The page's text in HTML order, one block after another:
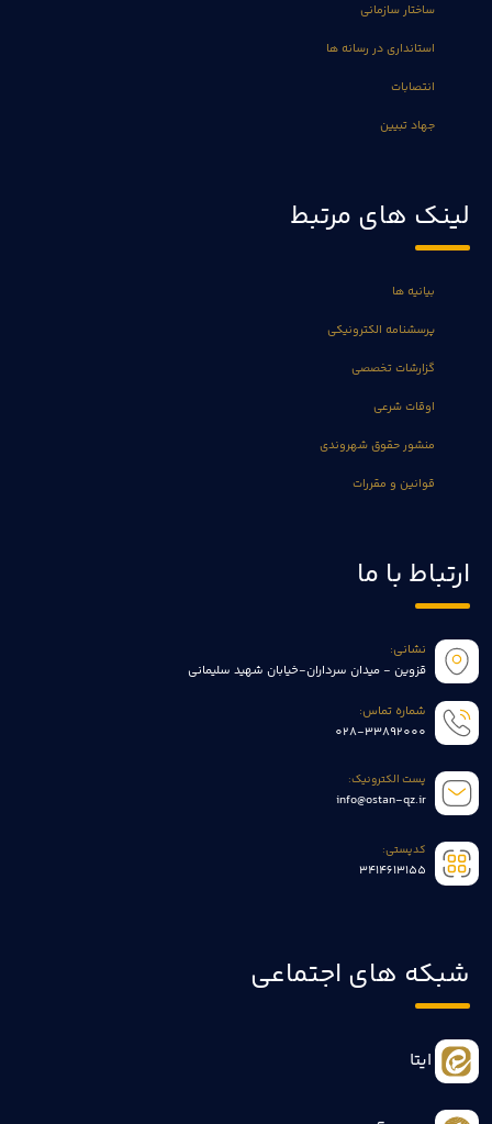
ساختار سازمانی
استانداری در رسانه ها
انتصابات
جهاد تبیین
لینک های مرتبط
بیانیه ها
پرسشنامه الکترونیکی
گزارشات تخصصی
اوقات شرعی
منشور حقوق شهروندی
قوانین و مقررات
ارتباط با ما
نشانی:
قزوین - میدان سرداران-خیابان شهید سلیمانی
شماره تماس:
028-33892000
پست الکترونیک:
info@ostan-qz.ir
کدپستی:
3414613155
شبکه های اجتماعی
ایتا